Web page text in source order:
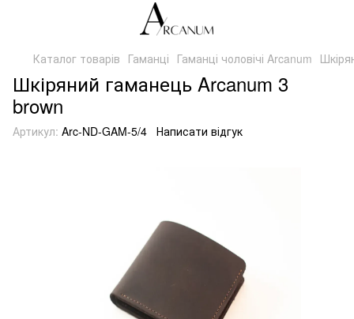
Каталог товарів Гаманці Гаманці чоловічі Arcanum
Шкіряний гаманець Arcanum 3
brown
Артикул: Arc-ND-GAM-5/4 Написати відгук